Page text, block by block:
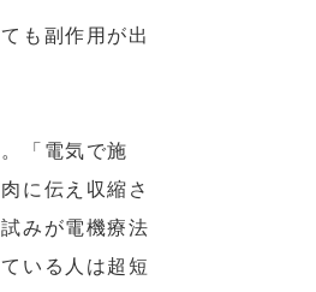
も副作用が出
「電気で施
に伝え収縮さ
みが電機療法
いる人は超短